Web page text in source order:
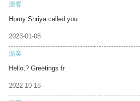
游客
Horny Shriya called you
2023-01-08
游客
Hello,? Greetings fr
2022-10-18